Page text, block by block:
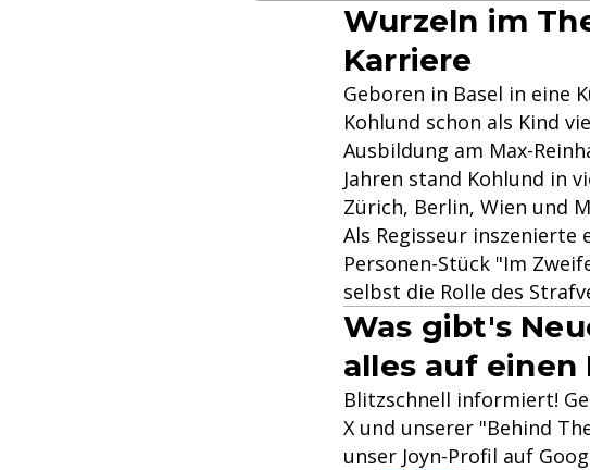
Wurzeln im
Karriere
Geboren in Basel in eine
Kohlund schon als Kind
Ausbildung am Max-
Jahren stand Kohlund in
Zürich, Berlin, Wien und
Als Regisseur inszenierte
Personen-Stück "Im
selbst die Rolle des
Was gibt's
alles auf einen
Blitzschnell informiert!
X und unserer "Behind
unser Joyn-Profil auf